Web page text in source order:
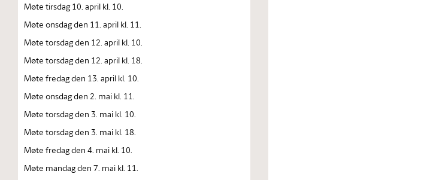
Møte tirsdag 10. april kl. 10.
Møte onsdag den 11. april kl. 11.
Møte torsdag den 12. april kl. 10.
Møte torsdag den 12. april kl. 18.
Møte fredag den 13. april kl. 10.
Møte onsdag den 2. mai kl. 11.
Møte torsdag den 3. mai kl. 10.
Møte torsdag den 3. mai kl. 18.
Møte fredag den 4. mai kl. 10.
Møte mandag den 7. mai kl. 11.